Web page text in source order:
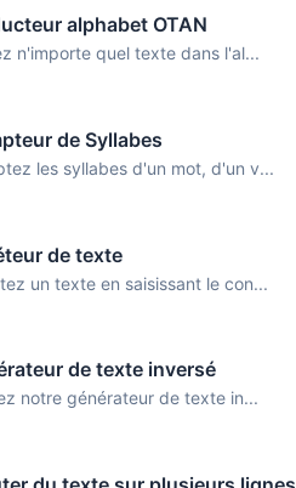
alphabet OTAN
n'importe quel texte dans l'al...
de Syllabes
les syllabes d'un mot, d'un v...
de texte
un texte en saisissant le con...
de texte inversé
notre générateur de texte in...